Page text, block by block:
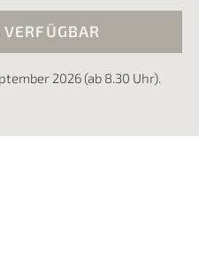
2026 (ab 8.30 Uhr).